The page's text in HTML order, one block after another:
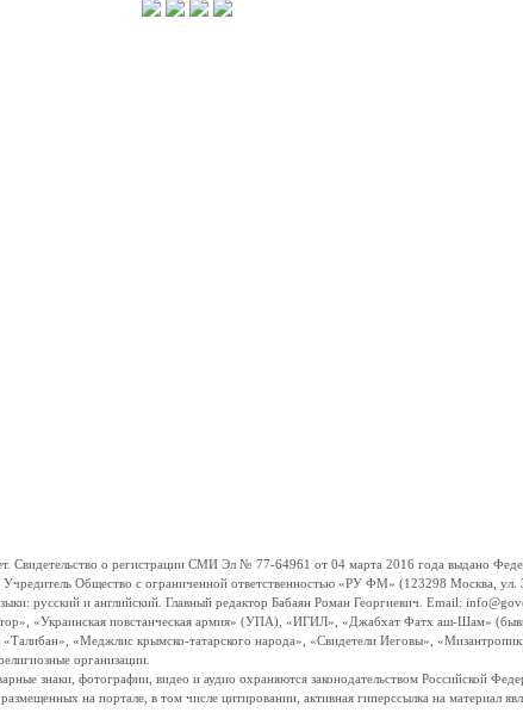
о регистрации СМИ Эл № 77-64961 от 04 марта 2016 года выдано
Общество с ограниченной ответственностью «РУ ФМ» (123298 Москва,
русский и английский. Главный редактор Бабаян Роман Георгиевич. Email:
«Украинская повстанческая армия» (УПА), «ИГИЛ», «Джабхат Фатх аш-Шам»
«Меджлис крымско-татарского народа», «Свидетели Иеговы», «Мизантропик
организации.
знаки, фотографии, видео и аудио охраняются законодательством Российской
на портале, в том числе цитировании, активная гиперссылка на материал